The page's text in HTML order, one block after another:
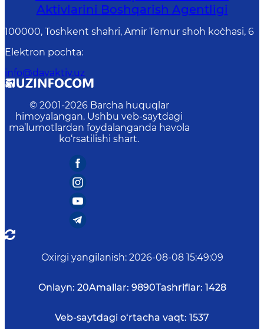
Aktivlarini Boshqarish Agentligi
100000, Toshkent shahri, Amir Temur shoh ko`chasi, 6
Elektron pochta:
info@davaktiv.uz
© 2001-2026 Barcha huquqlar
himoyalangan. Ushbu veb-saytdagi
ma’lumotlardan foydalanganda havola
ko‘rsatilishi shart.
Oxirgi yangilanish: 2026-08-08 15:49:09
Onlayn: 20Amallar: 9890Tashriflar: 1428
Veb-saytdagi o‘rtacha vaqt: 1537